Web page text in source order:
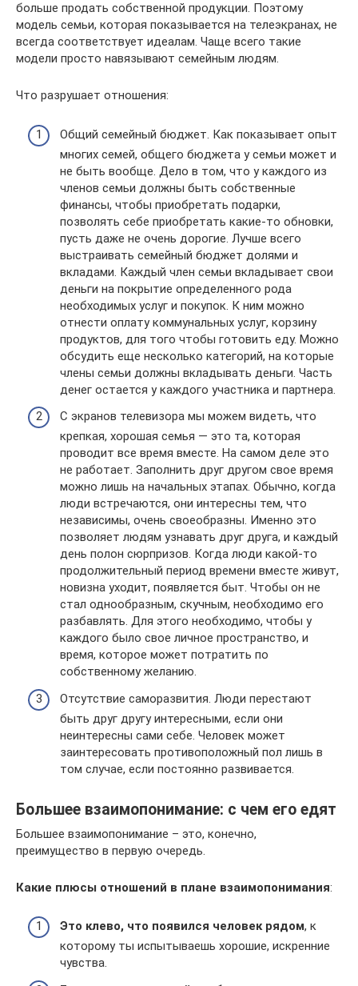
больше продать собственной продукции. Поэтому
модель семьи, которая показывается на телеэкранах, не
всегда соответствует идеалам. Чаще всего такие
модели просто навязывают семейным людям.
Что разрушает отношения:
Общий семейный бюджет. Как показывает опыт
многих семей, общего бюджета у семьи может и
не быть вообще. Дело в том, что у каждого из
членов семьи должны быть собственные
финансы, чтобы приобретать подарки,
позволять себе приобретать какие-то обновки,
пусть даже не очень дорогие. Лучше всего
выстраивать семейный бюджет долями и
вкладами. Каждый член семьи вкладывает свои
деньги на покрытие определенного рода
необходимых услуг и покупок. К ним можно
отнести оплату коммунальных услуг, корзину
продуктов, для того чтобы готовить еду. Можно
обсудить еще несколько категорий, на которые
члены семьи должны вкладывать деньги. Часть
денег остается у каждого участника и партнера.
С экранов телевизора мы можем видеть, что
крепкая, хорошая семья — это та, которая
проводит все время вместе. На самом деле это
не работает. Заполнить друг другом свое время
можно лишь на начальных этапах. Обычно, когда
люди встречаются, они интересны тем, что
независимы, очень своеобразны. Именно это
позволяет людям узнавать друг друга, и каждый
день полон сюрпризов. Когда люди какой-то
продолжительный период времени вместе живут,
новизна уходит, появляется быт. Чтобы он не
стал однообразным, скучным, необходимо его
разбавлять. Для этого необходимо, чтобы у
каждого было свое личное пространство, и
время, которое может потратить по
собственному желанию.
Отсутствие саморазвития. Люди перестают
быть друг другу интересными, если они
неинтересны сами себе. Человек может
заинтересовать противоположный пол лишь в
том случае, если постоянно развивается.
Большее взаимопонимание: с чем его едят
Большее взаимопонимание – это, конечно,
преимущество в первую очередь.
Какие плюсы отношений в плане взаимопонимания:
Это клево, что появился человек рядом, к
которому ты испытываешь хорошие, искренние
чувства.